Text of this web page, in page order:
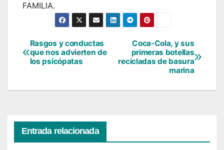
FAMILIA.
Navegación
de
entradas
Coca-Cola, y sus
primeras botellas
recicladas de basura
marina
Rasgos y conductas
que nos advierten de
los psicópatas
Entrada relacionada